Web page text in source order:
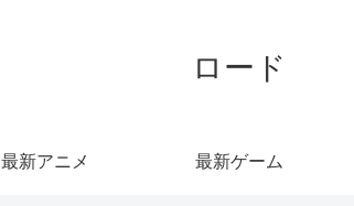
ロード
最新アニメ 最新ゲーム